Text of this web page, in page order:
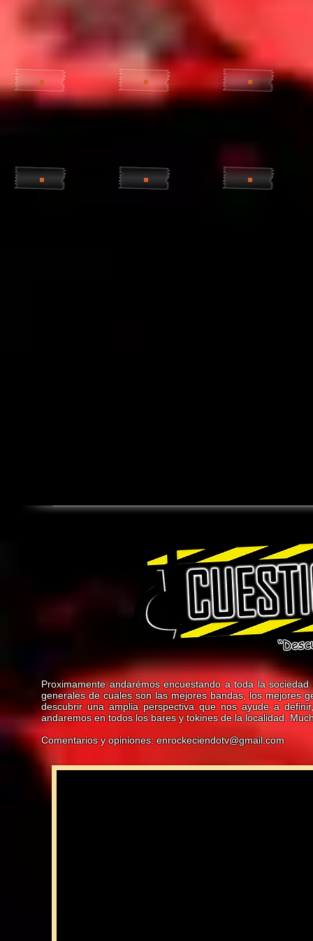
Proximamente andarémos encuestando a toda la
generales de cuales son las mejores bandas, los mejores
descubrir una amplia perspectiva que nos ayude a
andaremos en todos los bares y tokines de la localidad.
Comentarios y opiniones:enrockeciendotv@gmail.com